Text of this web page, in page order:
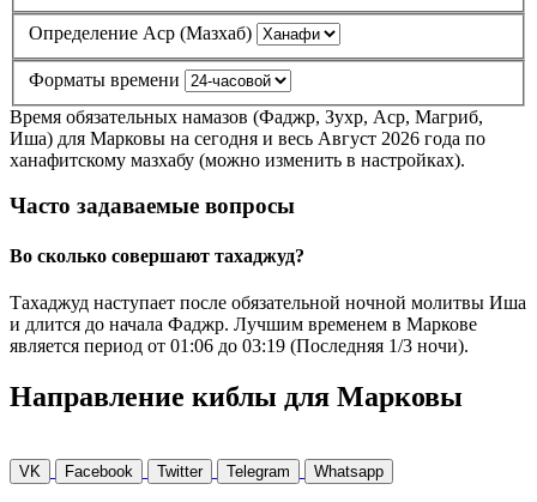
Определение Аср (Мазхаб)
Форматы времени
Время обязательных намазов (Фаджр, Зухр, Аср, Магриб,
Иша) для Марковы на сегодня и весь Август 2026 года по
ханафитскому мазхабу (можно изменить в настройках).
Часто задаваемые вопросы
Во сколько совершают тахаджуд?
Тахаджуд наступает после обязательной ночной молитвы Иша
и длится до начала Фаджр. Лучшим временем в Маркове
является период от 01:06 до 03:19 (Последняя 1/3 ночи).
Направление киблы для Марковы
VK Facebook Twitter Telegram Whatsapp